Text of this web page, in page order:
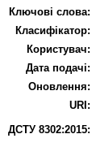
Ключові слова:
Класифікатор:
Користувач:
Дата подачі:
Оновлення:
URI:
ДСТУ 8302:2015: